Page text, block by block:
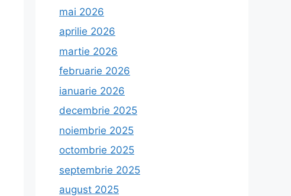
mai 2026
aprilie 2026
martie 2026
februarie 2026
ianuarie 2026
decembrie 2025
noiembrie 2025
octombrie 2025
septembrie 2025
august 2025